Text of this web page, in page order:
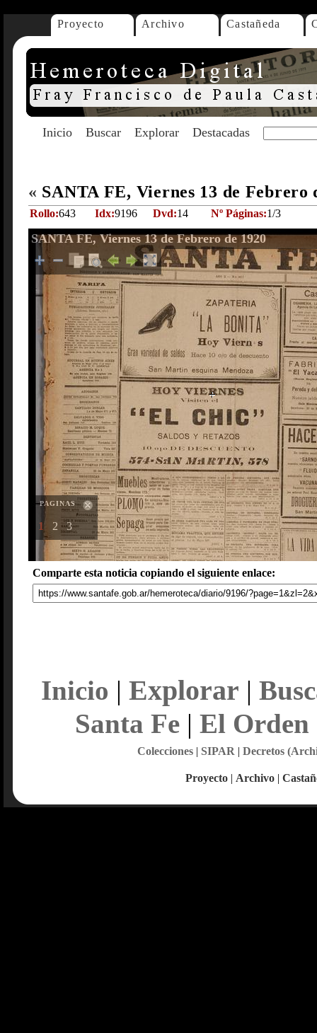
Proyecto Archivo Castañeda
Inicio Buscar Explorar Destacadas
« SANTA FE, Viernes 13 de Febrero
Rollo:643 Idx:9196 Dvd:14 Nº Páginas:1/3
SANTA FE, Viernes 13 de Febrero de 1920
PAGINAS
1 2 3
Comparte esta noticia copiando el siguiente enlace:
Inicio | Explorar |
Santa Fe| El Orden
Colecciones| SIPAR | Decretos
Proyecto | Archivo |